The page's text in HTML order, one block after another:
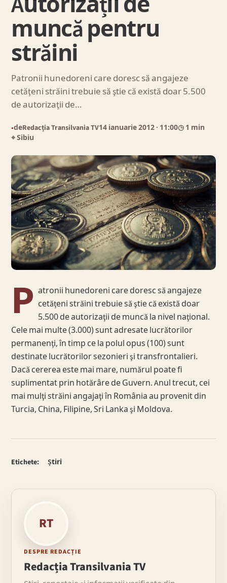
muncă pentru
străini
Patronii hunedoreni care doresc să angajeze
cetăţeni străini trebuie să ştie că există doar 5.500
de autorizaţii de…
●deRedacția Transilvania TV14 ianuarie 2012 · 11:00◷ 1 min
⌖ Sibiu
P atronii hunedoreni care doresc să angajeze
cetăţeni străini trebuie să ştie că există doar
5.500 de autorizaţii de muncă la nivel naţional.
Cele mai multe (3.000) sunt adresate lucrătorilor
permanenţi, în timp ce la polul opus (100) sunt
destinate lucrătorilor sezonieri şi transfrontalieri.
Dacă cererea este mai mare, numărul poate fi
suplimentat prin hotărâre de Guvern. Anul trecut, cei
mai mulţi străini angajaţi în România au provenit din
Turcia, China, Filipine, Sri Lanka şi Moldova.
Etichete: Știri
RT
DESPRE REDACȚIE
Redacția Transilvania TV